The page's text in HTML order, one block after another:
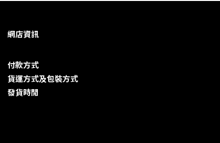
網店資訊
付款方式
貨運方式及包裝方式
發貨時閒